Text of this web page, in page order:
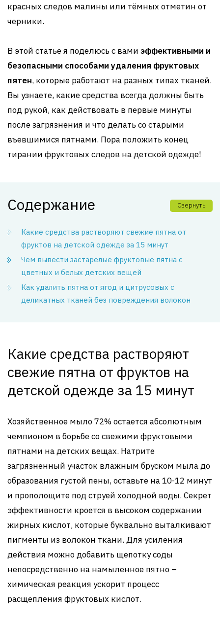
красных следов малины или тёмных отметин от
черники.
В этой статье я поделюсь с вами эффективными и
безопасными способами удаления фруктовых
пятен, которые работают на разных типах тканей.
Вы узнаете, какие средства всегда должны быть
под рукой, как действовать в первые минуты
после загрязнения и что делать со старыми
въевшимися пятнами. Пора положить конец
тирании фруктовых следов на детской одежде!
Содержание Свернуть
Какие средства растворяют свежие пятна от
фруктов на детской одежде за 15 минут
Чем вывести застарелые фруктовые пятна с
цветных и белых детских вещей
Как удалить пятна от ягод и цитрусовых с
деликатных тканей без повреждения волокон
Какие средства растворяют
свежие пятна от фруктов на
детской одежде за 15 минут
Хозяйственное мыло 72% остается абсолютным
чемпионом в борьбе со свежими фруктовыми
пятнами на детских вещах. Натрите
загрязненный участок влажным бруском мыла до
образования густой пены, оставьте на 10-12 минут
и прополощите под струей холодной воды. Секрет
эффективности кроется в высоком содержании
жирных кислот, которые буквально выталкивают
пигменты из волокон ткани. Для усиления
действия можно добавить щепотку соды
непосредственно на намыленное пятно –
химическая реакция ускорит процесс
расщепления фруктовых кислот.